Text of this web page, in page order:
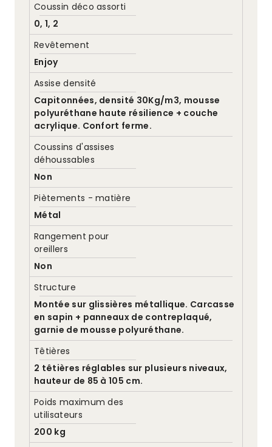
Coussin déco assorti
0, 1, 2
Revêtement
Enjoy
Assise densité
Capitonnées, densité 30Kg/m3, mousse
polyuréthane haute résilience + couche
acrylique. Confort ferme.
Coussins d'assises
déhoussables
Non
Piètements - matière
Métal
Rangement pour
oreillers
Non
Structure
Montée sur glissières métallique. Carcasse
en sapin + panneaux de contreplaqué,
garnie de mousse polyuréthane.
Têtières
2 têtières réglables sur plusieurs niveaux,
hauteur de 85 à 105 cm.
Poids maximum des
utilisateurs
200 kg